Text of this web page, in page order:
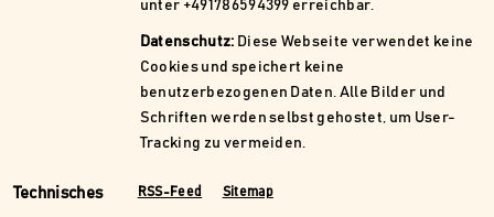
unter +491786594399 erreichbar.
Datenschutz: Diese Webseite verwendet keine
Cookies und speichert keine
benutzerbezogenen Daten. Alle Bilder und
Schriften werden selbst gehostet, um User-
Tracking zu vermeiden.
Technisches RSS-Feed Sitemap